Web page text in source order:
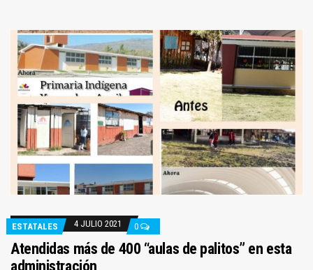
ESTATALES 4 JULIO 2021 0
Atendidas más de 400 “aulas de palitos” en esta
administración